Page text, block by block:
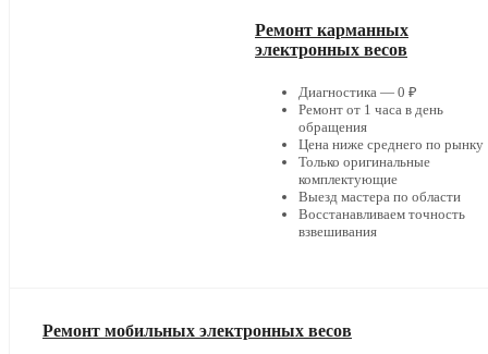
Ремонт карманных
электронных весов
Диагностика — 0 ₽
Ремонт от 1 часа в день
обращения
Цена ниже среднего по рынку
Только оригинальные
комплектующие
Выезд мастера по области
Восстанавливаем точность
взвешивания
Ремонт мобильных электронных весов